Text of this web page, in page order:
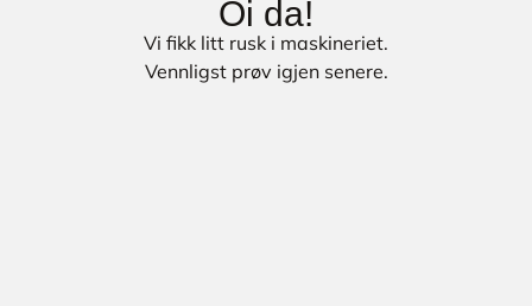
Oi da!
Vi fikk litt rusk i maskineriet.
Vennligst prøv igjen senere.